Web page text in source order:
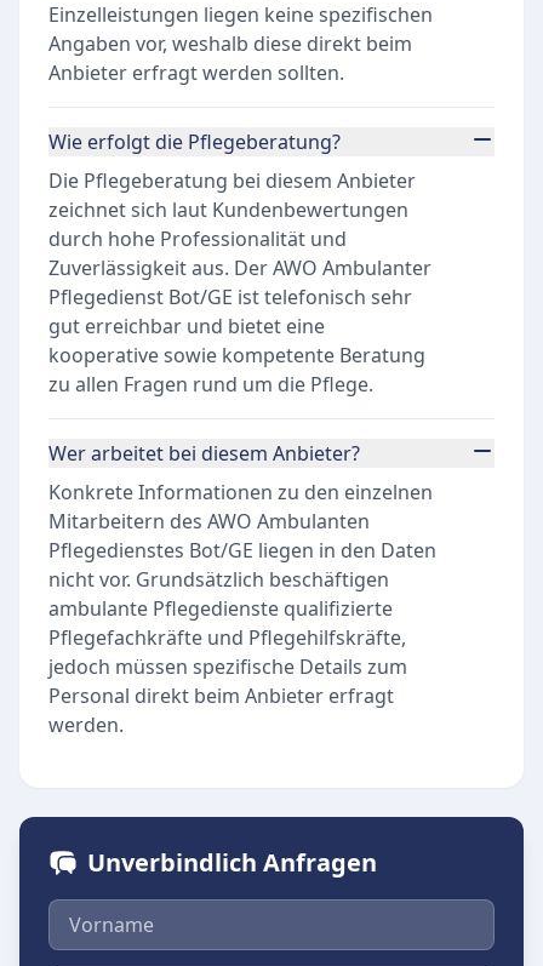
Einzelleistungen liegen keine spezifischen
Angaben vor, weshalb diese direkt beim
Anbieter erfragt werden sollten.
Wie erfolgt die Pflegeberatung?
Die Pflegeberatung bei diesem Anbieter
zeichnet sich laut Kundenbewertungen
durch hohe Professionalität und
Zuverlässigkeit aus. Der AWO Ambulanter
Pflegedienst Bot/GE ist telefonisch sehr
gut erreichbar und bietet eine
kooperative sowie kompetente Beratung
zu allen Fragen rund um die Pflege.
Wer arbeitet bei diesem Anbieter?
Konkrete Informationen zu den einzelnen
Mitarbeitern des AWO Ambulanten
Pflegedienstes Bot/GE liegen in den Daten
nicht vor. Grundsätzlich beschäftigen
ambulante Pflegedienste qualifizierte
Pflegefachkräfte und Pflegehilfskräfte,
jedoch müssen spezifische Details zum
Personal direkt beim Anbieter erfragt
werden.
Unverbindlich Anfragen
Vorname